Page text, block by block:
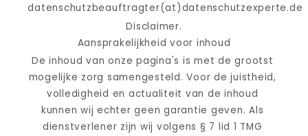
datenschutzbeauftragter(at)datenschutzexperte.de
Disclaimer.
Aansprakelijkheid voor inhoud
De inhoud van onze pagina's is met de grootst
mogelijke zorg samengesteld. Voor de juistheid,
volledigheid en actualiteit van de inhoud
kunnen wij echter geen garantie geven. Als
dienstverlener zijn wij volgens § 7 lid 1 TMG